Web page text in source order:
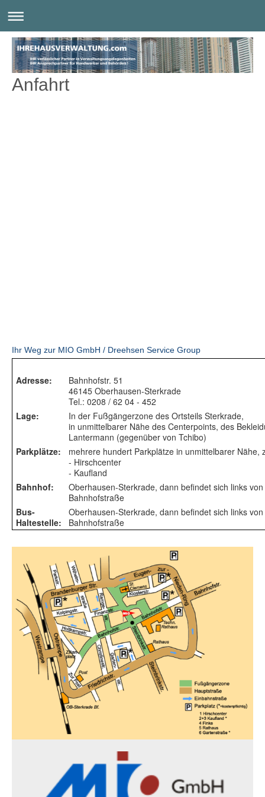
Anfahrt
Ihr Weg zur MIO GmbH / Dreehsen Service Group
Adresse:
Bahnhofstr. 51
46145 Oberhausen-Sterkrade
Tel.: 0208 / 62 04 - 452
Lage:
In der Fußgängerzone des Ortsteils Sterkrade,
in unmittelbarer Nähe des Centerpoints, des
Lantermann (gegenüber von Tchibo)
Parkplätze:
mehrere hundert Parkplätze in unmittelbarer Nähe,
- Hirschcenter
- Kaufland
Bahnhof:
Oberhausen-Sterkrade, dann befindet sich links
Bahnhofstraße
Bus-
Haltestelle:
Oberhausen-Sterkrade, dann befindet sich links
Bahnhofstraße